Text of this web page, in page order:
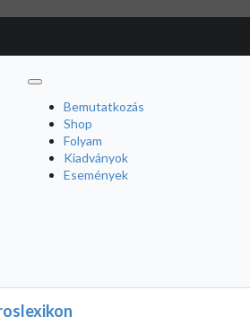
Bemutatkozás
Shop
Folyam
Kiadványok
Események